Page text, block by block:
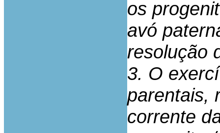
os
avó
resolução
3. O
parentais,
corrente